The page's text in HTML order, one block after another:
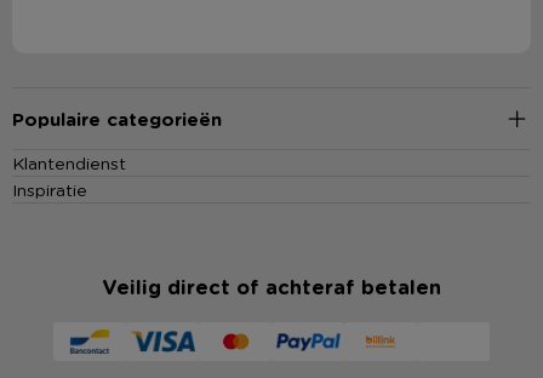
Populaire categorieën
Klantendienst
Inspiratie
Veilig direct of achteraf betalen